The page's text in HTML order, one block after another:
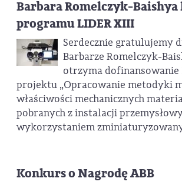
Barbara Romelczyk-
programu LIDER XIII
Serdecznie gratulujemy
Barbarze Romelczyk-
otrzyma dofinansowanie
projektu „Opracowanie metodyki
właściwości mechanicznych
pobranych z instalacji
wykorzystaniem
Konkurs o Nagrodę ABB